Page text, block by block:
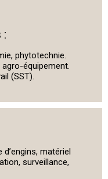
phytotechnie.
équipement.
(SST).
matériel
surveillance,